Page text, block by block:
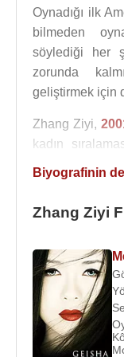
Oynadığı ilk
bilmeden
söylediği her
zorunda
geliştirmek için
Zhang Ziyi,
kadın
jüri üyesi oldu.
2005 yılında
Geyşanın
beraber oynadı.
2015 yılında
Ödülleri:
Biyografinin
Zhang Ziyi